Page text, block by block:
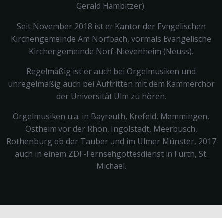
Gerald Hambitzer).
Seit November 2018 ist er Kantor der Evngelischen
Kirchengemeinde Am Norfbach, vormals Evangelische
Kirchengemeinde Norf-Nievenheim (Neuss).
Regelmäßig ist er auch bei Orgelmusiken und
unregelmäßig auch bei Auftritten mit dem Kammerchor
der Universität Ulm zu hören.
Orgelmusiken u.a. in Bayreuth, Krefeld, Memmingen,
Ostheim vor der Rhön, Ingolstadt, Meerbusch,
Rothenburg ob der Tauber und im Ulmer Münster, 2017
auch in einem ZDF-Fernsehgottesdienst in Fürth, St.
Michael.